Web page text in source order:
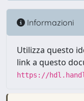
Informazioni
Utilizza questo
link a questo
https://